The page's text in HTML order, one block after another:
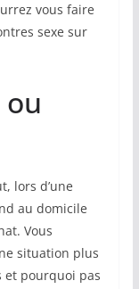
vous faire
sexe sur
ou
lors d’une
au domicile
Vous
situation plus
et pourquoi pas